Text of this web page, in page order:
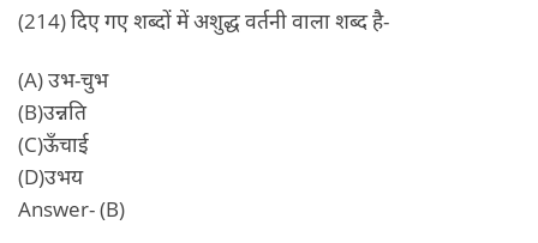
(214) दिए गए शब्दों में अशुद्ध वर्तनी वाला शब्द है-
(A) उभ-चुभ
(B)उन्नति
(C)ऊँचाई
(D)उभय
Answer- (B)